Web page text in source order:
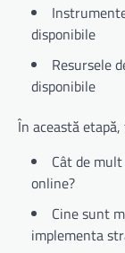
disponibile
Resursele
disponibile
În această
Cât de
online?
Cine sunt
implementa